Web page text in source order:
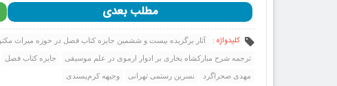
مطلب بعدی
کلیدواژه : آثار برگزیده بیست و ششمین جایزه کتاب فصل در حوزه میراث
ترجمه شرح مبار‌کشاه بخار‌ی بر ادوار ارمو‌ی در علم موسیقی جایزه کتاب فصل
مهد‌ی صحراگرد نسر‌ین رستمی تهرانی وجیهه ‌کرم‌پسند‌ی